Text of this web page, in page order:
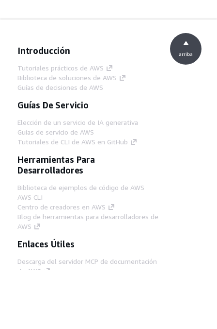
Introducción
Tutoriales prácticos de AWS
Biblioteca de soluciones de AWS
Guías de decisiones de AWS
Guías De Servicio
Elección de un servicio de IA generativa
Guías de servicio de AWS
Tutoriales de CLI de AWS en GitHub
Herramientas Para
Desarrolladores
Biblioteca de ejemplos de código de AWS
AWS CLI
Centro de creadores en AWS
Blog de herramientas para desarrolladores de
AWS
Enlaces Útiles
Descarga del servidor MCP de documentación
de AWS
arriba